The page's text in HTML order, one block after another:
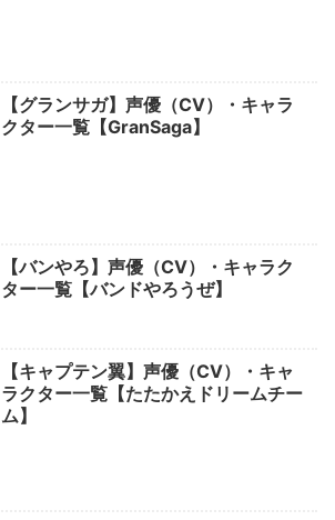
【グランサガ】声優（CV）・キャラ
クター一覧【GranSaga】
【バンやろ】声優（CV）・キャラク
ター一覧【バンドやろうぜ】
【キャプテン翼】声優（CV）・キャ
ラクター一覧【たたかえドリームチー
ム】